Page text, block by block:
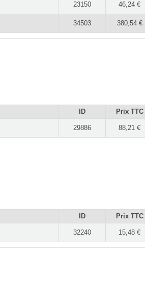
23150 46,24 €
34503 380,54 €
ID Prix TTC
29886 88,21 €
ID Prix TTC
32240 15,48 €